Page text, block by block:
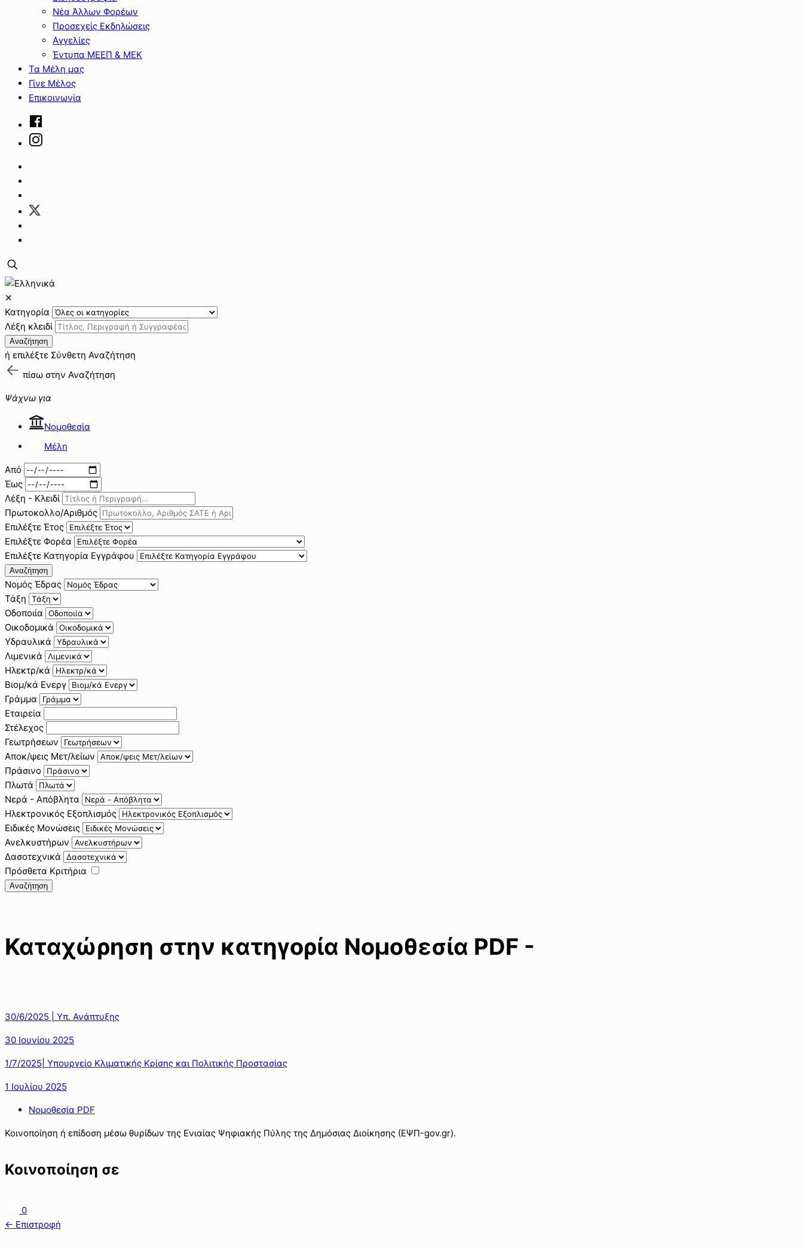
Νέα Άλλων Φορέων
Προσεχείς Εκδηλώσεις
Αγγελίες
Έντυπα ΜΕΕΠ & ΜΕΚ
Τα Μέλη μας
Γίνε Μέλος
Επικοινωνία
✕
Κατηγορία
Λέξη κλειδί
Αναζήτηση
ή επιλέξτε Σύνθετη Αναζήτηση
πίσω στην Αναζήτηση
Ψάχνω για
Νομοθεσία
Μέλη
Από
Έως
Λέξη - Κλειδί
Πρωτοκολλο/Αριθμός
Επιλέξτε Έτος
Επιλέξτε Φορέα
Επιλέξτε Κατηγορία Εγγράφου
Αναζήτηση
Νομός Έδρας
Τάξη
Οδοποιία
Οικοδομικά
Υδραυλικά
Λιμενικά
Ηλεκτρ/κά
Βιομ/κά Ενεργ
Γράμμα
Εταιρεία
Στέλεχος
Γεωτρήσεων
Αποκ/ψεις Μετ/λείων
Πράσινο
Πλωτά
Νερά - Απόβλητα
Ηλεκτρονικός Εξοπλισμός
Ειδικές Μονώσεις
Ανελκυστήρων
Δασοτεχνικά
Πρόσθετα Κριτήρια
Αναζήτηση
Καταχώρηση στην κατηγορία Νομοθεσία PDF -
30/6/2025 | Υπ. Ανάπτυξης
30 Ιουνίου 2025
1/7/2025| Υπουργείο Κλιματικής Κρίσης και Πολιτικής Προστασίας
1 Ιουλίου 2025
Νομοθεσία PDF
Κοινοποίηση ή επίδοση μέσω θυρίδων της Ενιαίας Ψηφιακής Πύλης της Δημόσιας Διοίκησης (ΕΨΠ-gov.gr).
Κοινοποίηση σε
0
← Επιστροφή